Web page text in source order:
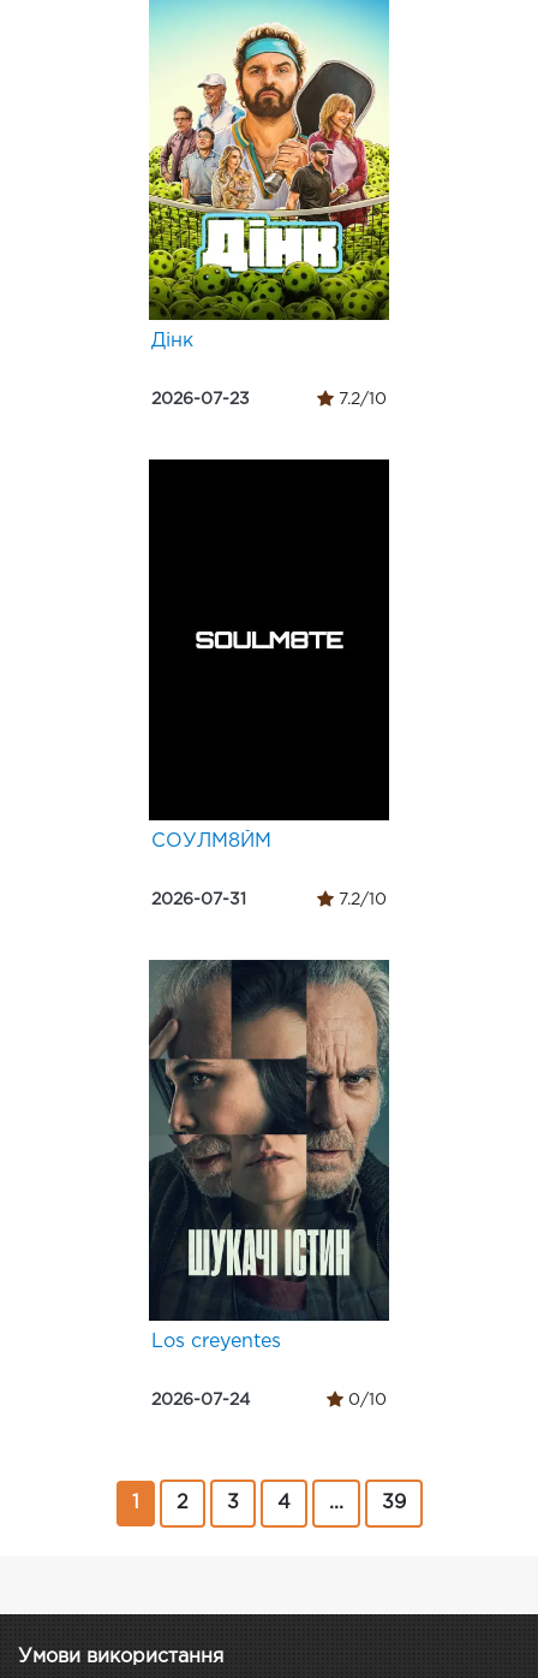
Дінк
2026-07-23 7.2/10
СОУЛМ8ЙМ
2026-07-31 7.2/10
Los creyentes
2026-07-24 0/10
2 3 4 ... 39
Умови використання